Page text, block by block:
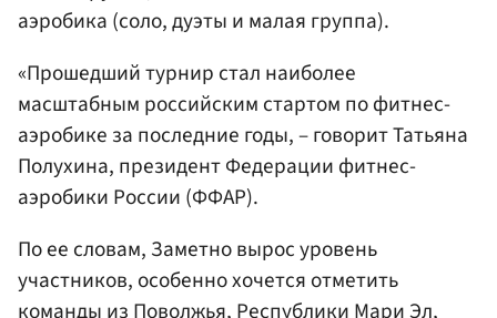
аэробика (соло, дуэты и малая группа).
«Прошедший турнир стал наиболее
масштабным российским стартом по фитнес-
аэробике за последние годы, – говорит Татьяна
Полухина, президент Федерации фитнес-
аэробики России (ФФАР).
По ее словам, Заметно вырос уровень
участников, особенно хочется отметить
команды из Поволжья, Республики Мари Эл,